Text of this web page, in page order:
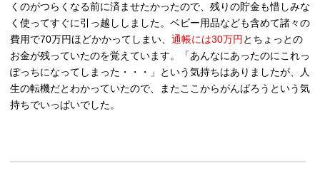
くのがつらくなる前に済ませたかったので、残りの貯金も惜しみな
く使ってすぐに引っ越ししました。ベビー用品なども含めて諸々の
費用で70万円ほどかかってしまい、 通帳には30万円 とちょっとの
お金が残っていたのを覚えています。「あんなにあったのにこれっ
ぽっちになってしまった・・・」という気持ちはありましたが、人
生の転機だとわかっていたので、またここからがんばろうという気
持ちでいっぱいでした。